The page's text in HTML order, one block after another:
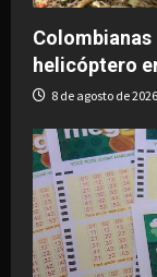
helicóptero
8 de agosto de 2026